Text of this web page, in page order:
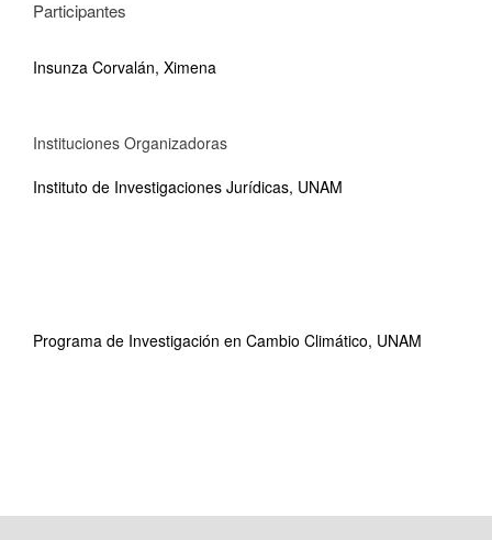
Participantes
Insunza Corvalán, Ximena
Instituciones Organizadoras
Instituto de Investigaciones Jurídicas, UNAM
Programa de Investigación en Cambio Climático, UNAM